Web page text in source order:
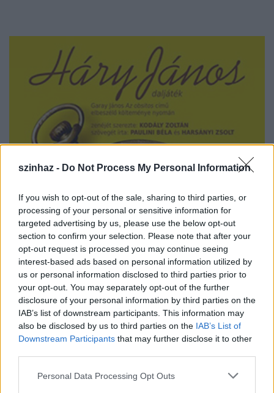
szinhaz - Do Not Process My Personal Information
If you wish to opt-out of the sale, sharing to third parties, or
processing of your personal or sensitive information for
targeted advertising by us, please use the below opt-out
section to confirm your selection. Please note that after your
opt-out request is processed you may continue seeing
interest-based ads based on personal information utilized by
us or personal information disclosed to third parties prior to
your opt-out. You may separately opt-out of the further
disclosure of your personal information by third parties on the
IAB’s list of downstream participants. This information may
also be disclosed by us to third parties on the IAB’s List of
Downstream Participants that may further disclose it to other
Please note that this website/app uses one or more Google
Personal Data Processing Opt Outs